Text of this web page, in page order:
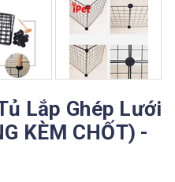
Lắp Ghép Lưới
KÈM CHỐT) -